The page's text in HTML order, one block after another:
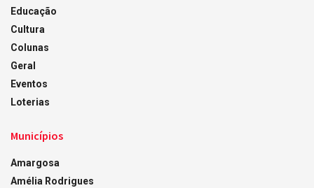
Educação
Cultura
Colunas
Geral
Eventos
Loterias
Municípios
Amargosa
Amélia Rodrigues